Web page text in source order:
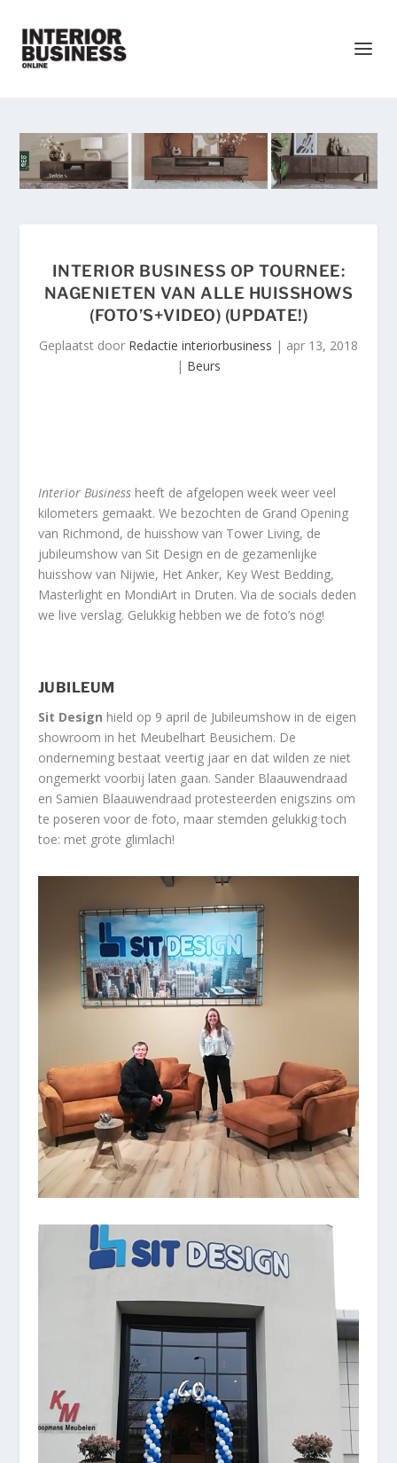
INTERIOR BUSINESS OP TOURNEE:
NAGENIETEN VAN ALLE HUISSHOWS
(FOTO’S+VIDEO) (UPDATE!)
Geplaatst door Redactie interiorbusiness | apr 13, 2018
| Beurs
Interior Businessheeft de afgelopen week weer veel
kilometers gemaakt. We bezochten de Grand Opening
van Richmond, de huisshow van Tower Living, de
jubileumshow van Sit Design en de gezamenlijke
huisshow van Nijwie, Het Anker, Key West Bedding,
Masterlight en MondiArt in Druten. Via de socials deden
we live verslag. Gelukkig hebben we de foto’s nog!
JUBILEUM
Sit Design hield op 9 april de Jubileumshow in de eigen
showroom in het Meubelhart Beusichem. De
onderneming bestaat veertig jaar en dat wilden ze niet
ongemerkt voorbij laten gaan. Sander Blaauwendraad
en Samien Blaauwendraad protesteerden enigszins om
te poseren voor de foto, maar stemden gelukkig toch
toe: met grote glimlach!